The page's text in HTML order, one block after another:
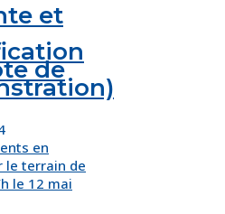
et
de